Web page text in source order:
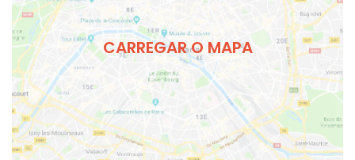
CARREGAR O MAPA